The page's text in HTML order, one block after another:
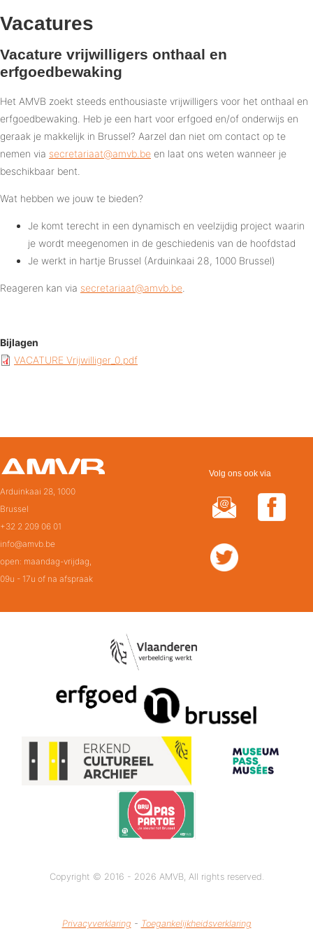
Vacatures
Vacature vrijwilligers onthaal en
erfgoedbewaking
Het AMVB zoekt steeds enthousiaste vrijwilligers voor het onthaal en
erfgoedbewaking. Heb je een hart voor erfgoed en/of onderwijs en
geraak je makkelijk in Brussel? Aarzel dan niet om contact op te
nemen via secretariaat@amvb.be en laat ons weten wanneer je
beschikbaar bent.
Wat hebben we jouw te bieden?
Je komt terecht in een dynamisch en veelzijdig project waarin
je wordt meegenomen in de geschiedenis van de hoofdstad
Je werkt in hartje Brussel (Arduinkaai 28, 1000 Brussel)
Reageren kan via secretariaat@amvb.be
Bijlagen
VACATURE Vrijwilliger_0.pdf
Arduinkaai 28, 1000
Brussel
+32 2 209 06 01
info@amvb.be
open: maandag-vrijdag,
09u - 17u of na afspraak
Volg ons ook via
Copyright © 2016 - 2026 AMVB, All rights reserved.
Privacyverklaring - Toegankelijkheidsverklaring